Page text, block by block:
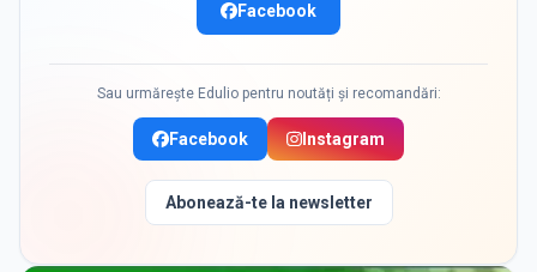
Facebook
Sau urmărește Edulio pentru noutăți și recomandări:
Facebook Instagram
Abonează-te la newsletter